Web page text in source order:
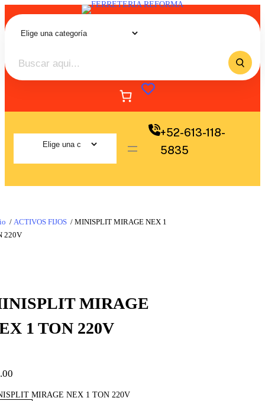
+52-613-118-
5835
/ ACTIVOS FIJOS / MINISPLIT MIRAGE NEX 1
220V
MIRAGE
1 TON 220V
MIRAGE NEX 1 TON 220V